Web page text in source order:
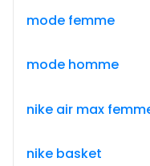
mode femme
mode homme
nike air max
nike basket